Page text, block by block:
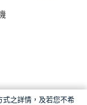
之詳情，及若您不希